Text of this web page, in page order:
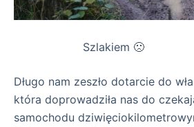
Szlakiem 🙁
Długo nam zeszło dotarcie do
która doprowadziła nas do
samochodu